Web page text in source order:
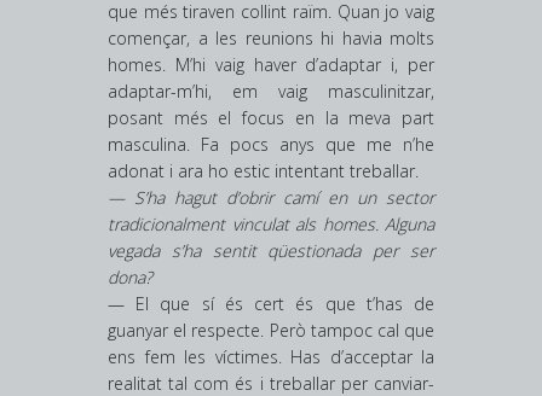
que més tiraven collint raïm. Quan jo vaig
començar, a les reunions hi havia molts
homes. M’hi vaig haver d’adaptar i, per
adaptar-m’hi, em vaig masculinitzar,
posant més el focus en la meva part
masculina. Fa pocs anys que me n’he
adonat i ara ho estic intentant treballar.
— S’ha hagut d’obrir camí en un sector
tradicionalment vinculat als homes. Alguna
vegada s’ha sentit qüestionada per ser
dona?
— El que sí és cert és que t’has de
guanyar el respecte. Però tampoc cal que
ens fem les víctimes. Has d’acceptar la
realitat tal com és i treballar per canviar-